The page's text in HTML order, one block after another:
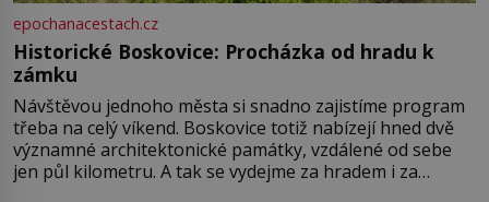
epochanacestach.cz
Historické Boskovice: Procházka od hradu k
zámku
Návštěvou jednoho města si snadno zajistíme program
třeba na celý víkend. Boskovice totiž nabízejí hned dvě
významné architektonické památky, vzdálené od sebe
jen půl kilometru. A tak se vydejme za hradem i za